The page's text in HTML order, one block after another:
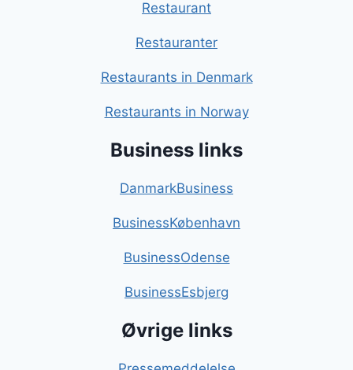
Restaurant
Restauranter
Restaurants in Denmark
Restaurants in Norway
Business links
DanmarkBusiness
BusinessKøbenhavn
BusinessOdense
BusinessEsbjerg
Øvrige links